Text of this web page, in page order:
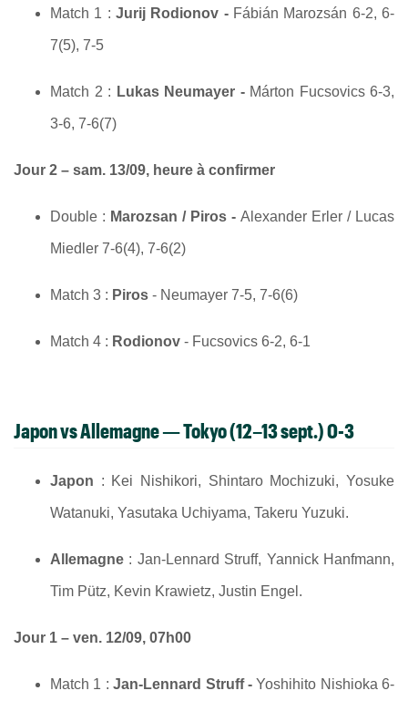
Match 1 : Jurij Rodionov -Fábián Marozsán 6-2, 6-
7(5), 7-5
Match 2 : Lukas Neumayer -Márton Fucsovics 6-3,
3-6, 7-6(7)
Jour 2 – sam. 13/09, heure à confirmer
Double : Marozsan / Piros - Alexander Erler / Lucas
Miedler 7-6(4), 7-6(2)
Match 3 : Piros - Neumayer 7-5, 7-6(6)
Match 4 : Rodionov - Fucsovics 6-2, 6-1
Japon vs Allemagne— Tokyo (12–13 sept.) 0-3
Japon : Kei Nishikori, Shintaro Mochizuki, Yosuke
Watanuki, Yasutaka Uchiyama, Takeru Yuzuki.
Allemagne : Jan-Lennard Struff, Yannick Hanfmann,
Tim Pütz, Kevin Krawietz, Justin Engel.
Jour 1 – ven. 12/09, 07h00
Match 1 :Jan-Lennard Struff -Yoshihito Nishioka 6-